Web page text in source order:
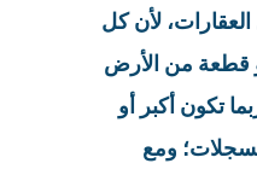
لأن كل
قطعة من الأرض
تكون أكبر أو
ومع